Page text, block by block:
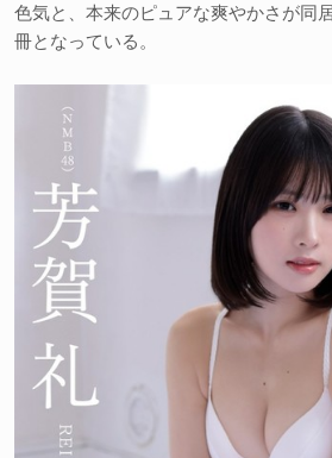
色気と、本来のピュアな爽やかさが同
冊となっている。